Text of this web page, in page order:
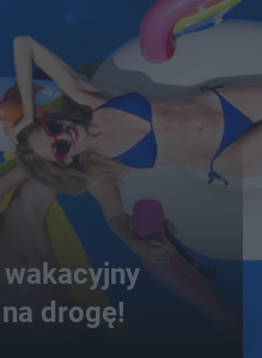
wakacyjny
drogę!